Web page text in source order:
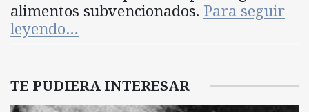
alimentos subvencionados. Para seguir
leyendo…
TE PUDIERA INTERESAR